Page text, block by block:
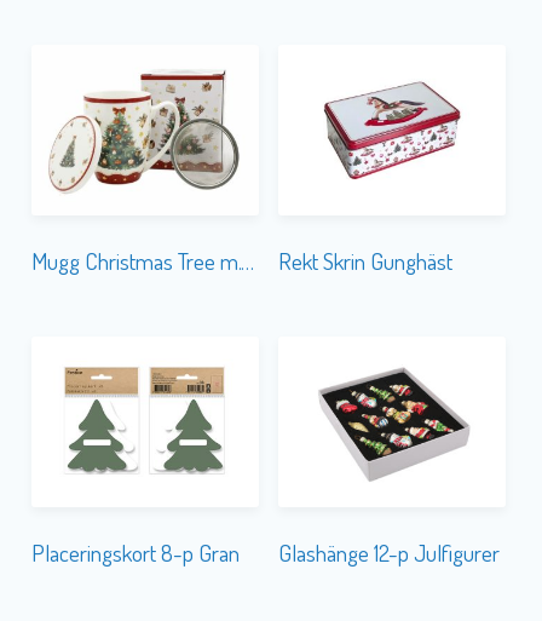
Mugg Christmas Tree m.Tesil Rekt Skrin Gunghäst
Placeringskort 8-p Gran Glashänge 12-p Julfigurer